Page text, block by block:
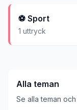
⚽ Sport
1 uttryck
Alla teman
Se alla teman